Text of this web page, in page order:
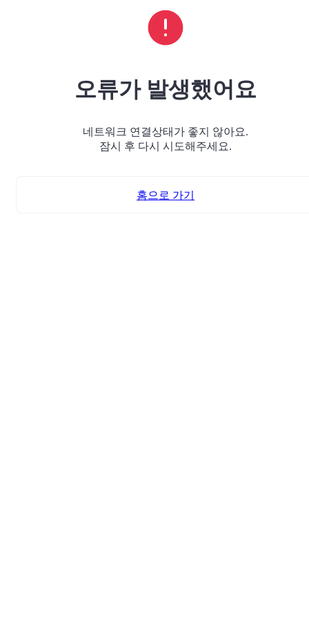
오류가 발생했어요
네트워크 연결상태가 좋지 않아요.
잠시 후 다시 시도해주세요.
홈으로 가기